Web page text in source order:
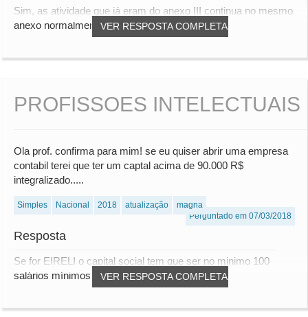
VER RESPOSTA COMPLETA
Sim, as atividade que já eram do anexo III continua no mesmo
anexo normalmente.
PROFISSOES INTELECTUAIS
Ola prof. confirma para mim! se eu quiser abrir uma empresa
contabil terei que ter um captal acima de 90.000 R$
integralizado.....
Simples Nacional 2018 atualização
magna
Perguntado em 07/03/2018
Resposta
VER RESPOSTA COMPLETA
Se for EIRELI o capital social tem que ser no minimo 100
salários mínimos. Todavia, hoje já temos a...